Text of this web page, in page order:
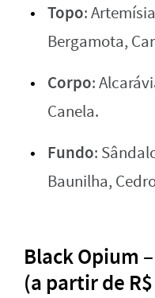
Topo:
Bergamota,
Corpo:
Canela.
Fundo:
Baunilha,
Black Opium
(a partir de